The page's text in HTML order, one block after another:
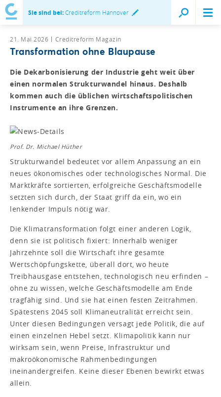
Sie sind bei:Creditreform Hannover
21. Mai 2026 Creditreform Magazin
Transformation ohne Blaupause
Die Dekarbonisierung der Industrie geht weit über
einen normalen Strukturwandel hinaus. Deshalb
kommen auch die üblichen wirtschaftspolitischen
Instrumente an ihre Grenzen.
Prof. Dr. Michael Hüther
Strukturwandel bedeutet vor allem Anpassung an ein
neues ökonomisches oder technologisches Normal. Die
Marktkräfte sortierten, erfolgreiche Geschäftsmodelle
setzten sich durch, der Staat griff da ein, wo ein
lenkender Impuls nötig war.
Die Klimatransformation folgt einer anderen Logik,
denn sie ist politisch fixiert: Innerhalb weniger
Jahrzehnte soll die Wirtschaft ihre gesamte
Wertschöpfungskette, überall dort, wo heute
Treibhausgase entstehen, technologisch neu erfinden –
ohne zu wissen, welche Geschäftsmodelle am Ende
tragfähig sind. Und sie hat einen festen Zeitrahmen.
Spätestens 2045 soll Klimaneutralität erreicht sein.
Unter diesen Bedingungen versagt jede Politik, die auf
einen einzelnen Hebel setzt. Klimapolitik kann nur
wirksam sein, wenn Preise, Infrastruktur und
makroökonomische Rahmenbedingungen
ineinandergreifen. Keine dieser Ebenen bewirkt etwas
allein.